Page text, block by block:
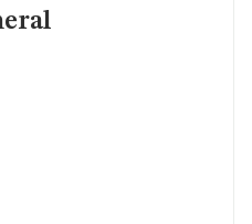
complementaria.